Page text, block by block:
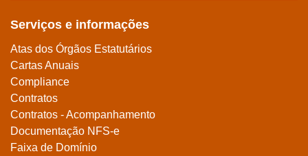
Serviços e informações
Atas dos Órgãos Estatutários
Cartas Anuais
Compliance
Contratos
Contratos - Acompanhamento
Documentação NFS-e
Faixa de Domínio